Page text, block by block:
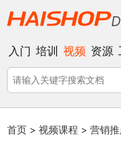
入门 培训 视频 资源
首页 > 视频课程 > 营销